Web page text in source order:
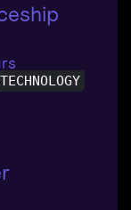
TECHNOLOGY